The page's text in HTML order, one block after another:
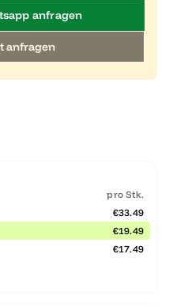
anfragen
anfragen
pro Stk.
€33.49
€19.49
€17.49